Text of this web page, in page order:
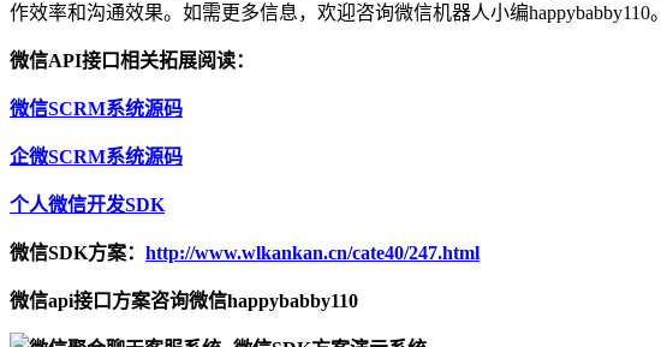
作效率和沟通效果。如需更多信息，欢迎咨询微信机器人小编happybabby110。
微信API接口相关拓展阅读：
微信SCRM系统源码
企微SCRM系统源码
个人微信开发SDK
微信SDK方案： http://www.wlkankan.cn/cate40/247.html
微信api接口方案咨询微信happybabby110